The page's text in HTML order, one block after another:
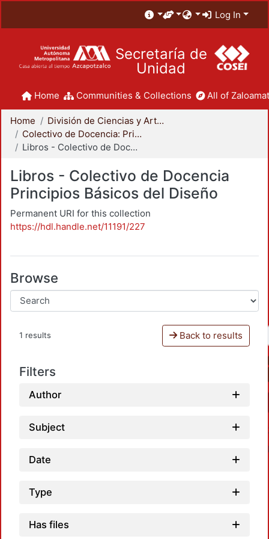
Log In
Secretaría de
Unidad
Home Communities & Collections All of
Home
División de Ciencias y Artes para el Diseño
Colectivo de Docencia: Principios Básicos del Diseño
Libros - Colectivo de Docencia Principios Básicos del Diseño
Libros - Colectivo de Docencia
Principios Básicos del Diseño
Permanent URI for this collection
https://hdl.handle.net/11191/227
Browse
1 results Back to results
Filters
Author
Subject
Date
Type
Has files